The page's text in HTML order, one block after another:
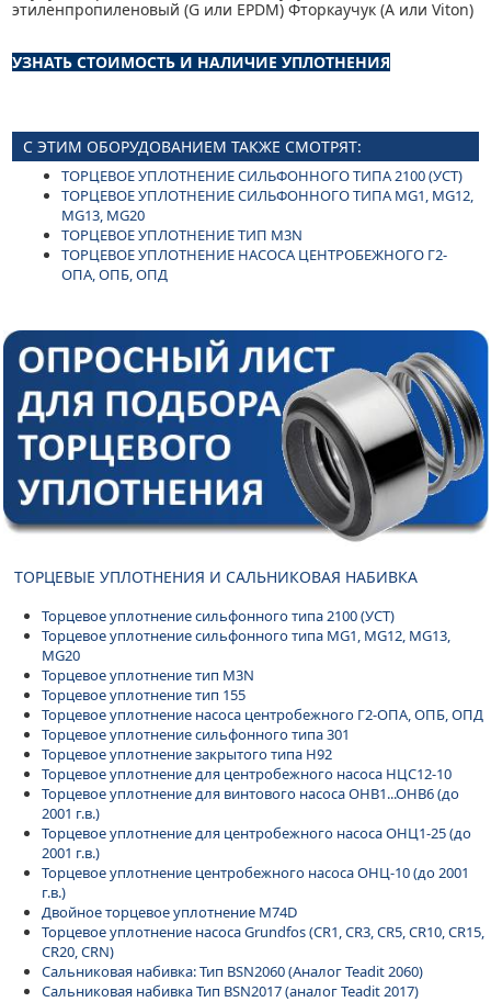
этиленпропиленовый (G или EPDM) Фторкаучук (A или Viton)
УЗНАТЬ СТОИМОСТЬ И НАЛИЧИЕ УПЛОТНЕНИЯ
С ЭТИМ ОБОРУДОВАНИЕМ ТАКЖЕ СМОТРЯТ:
ТОРЦЕВОЕ УПЛОТНЕНИЕ СИЛЬФОННОГО ТИПА 2100 (УСТ)
ТОРЦЕВОЕ УПЛОТНЕНИЕ СИЛЬФОННОГО ТИПА MG1, MG12,
MG13, MG20
ТОРЦЕВОЕ УПЛОТНЕНИЕ ТИП M3N
ТОРЦЕВОЕ УПЛОТНЕНИЕ НАСОСА ЦЕНТРОБЕЖНОГО Г2-
ОПА, ОПБ, ОПД
ТОРЦЕВЫЕ УПЛОТНЕНИЯ И САЛЬНИКОВАЯ НАБИВКА
Торцевое уплотнение сильфонного типа 2100 (УСТ)
Торцевое уплотнение сильфонного типа MG1, MG12, MG13,
MG20
Торцевое уплотнение тип M3N
Торцевое уплотнение тип 155
Торцевое уплотнение насоса центробежного Г2-ОПА, ОПБ, ОПД
Торцевое уплотнение сильфонного типа 301
Торцевое уплотнение закрытого типа H92
Торцевое уплотнение для центробежного насоса НЦС12-10
Торцевое уплотнение для винтового насоса ОНВ1...ОНВ6 (до
2001 г.в.)
Торцевое уплотнение для центробежного насоса ОНЦ1-25 (до
2001 г.в.)
Торцевое уплотнение центробежного насоса ОНЦ-10 (до 2001
г.в.)
Двойное торцевое уплотнение M74D
Торцевое уплотнение насоса Grundfos (CR1, CR3, CR5, CR10, CR15,
CR20, CRN)
Сальниковая набивка: Тип BSN2060 (Аналог Teadit 2060)
Сальниковая набивка Тип BSN2017 (аналог Teadit 2017)